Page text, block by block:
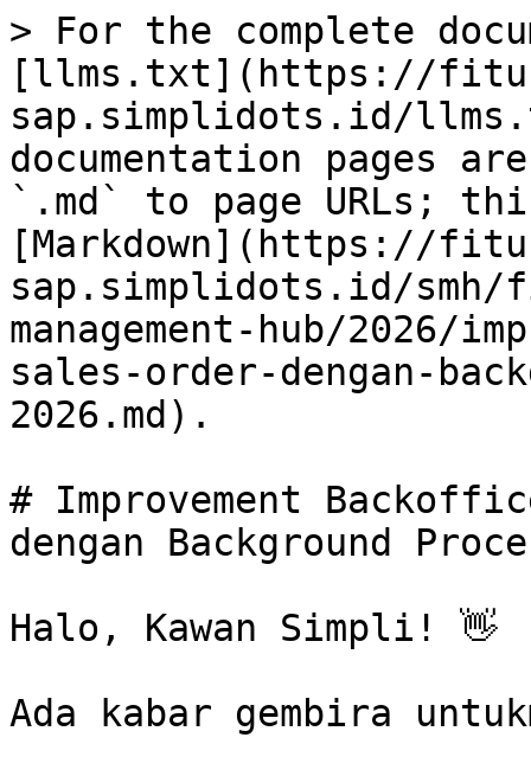
> For the complete
[llms.txt](https://
sap.simplidots.id/
documentation pages
`.md` to page URLs;
[Markdown](https://
sap.simplidots.id/smh/
management-hub/2026/
sales-order-dengan-
2026.md).
# Improvement
dengan Background
Halo, Kawan Simpli! 👋
Ada kabar gembira